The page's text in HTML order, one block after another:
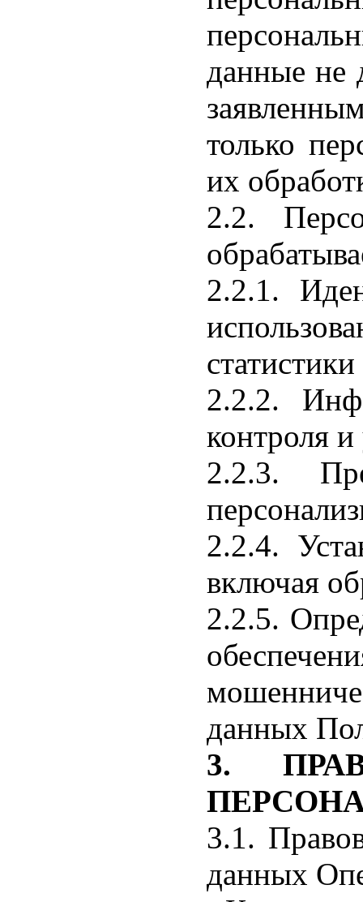
данные
только
их
2.2.
2.2.1.
2.2.2.
контроля
2.2.3.
2.2.4.
включая
2.2.5.
данных
3.
3.1.
данных